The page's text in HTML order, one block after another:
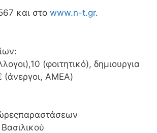
και στο www.n-t.gr.
(φοιτητικό), δημιουργια
(άνεργοι, ΑΜΕΑ)